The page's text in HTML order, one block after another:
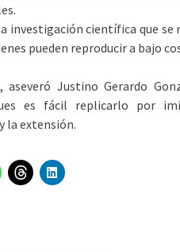
investigación científica que
pueden reproducir a bajo
aseveró Justino Gerardo
es fácil replicarlo por
la extensión.